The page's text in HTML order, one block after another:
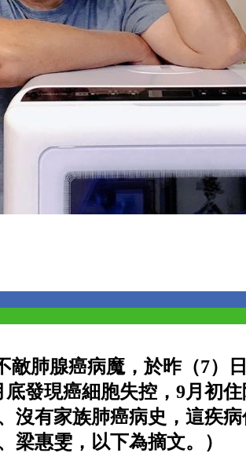
敵肺腺癌病魔，於昨（7）
發現癌細胞失控，9月初
沒有家族肺癌病史，這疾
梁惠雯，以下為摘文。）